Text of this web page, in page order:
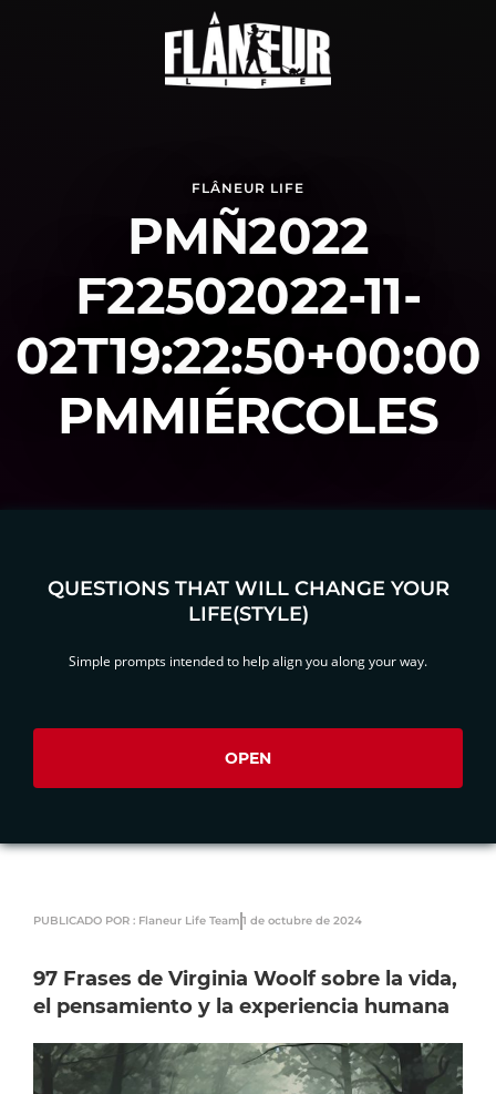
FLÂNEUR LIFE
PMÑ2022
F22502022-11-
02T19:22:50+00:00
PMMIÉRCOLES
QUESTIONS THAT WILL CHANGE YOUR
LIFE(STYLE)
Simple prompts intended to help align you along your way.
OPEN
PUBLICADO POR : Flaneur Life Team 1 de octubre de 2024
97 Frases de Virginia Woolf sobre la vida,
el pensamiento y la experiencia humana